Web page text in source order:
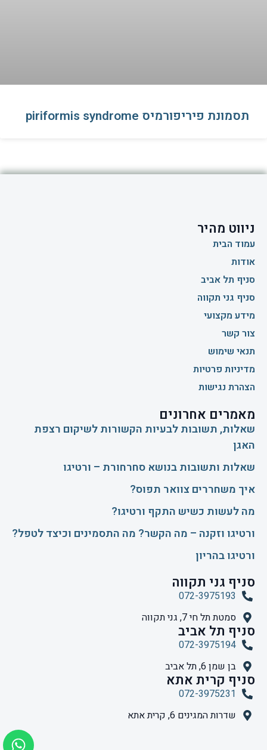
תסמונת פיריפורמיס piriformis syndrome
ניווט מהיר
עמוד הבית
אודות
סניף תל אביב
סניף גני תקווה
מידע מקצועי
צור קשר
תנאי שימוש
מדיניות פרטיות
הצהרת נגישות
מאמרים אחרונים
שאלות, תשובות לבעיות הקשורות לשיקום רצפת
האגן
שאלות ותשובות בנושא סחרחורת – ורטיגו
איך משחררים צוואר תפוס?
​מה לעשות כשיש התקף ורטיגו?
ורטיגו וזקנה – מה הקשר? מה התסמינים וכיצד לטפל?
ורטיגו בהריון
סניף גני תקווה
072-3975193
סמטת תל חי 7, גני תקווה
סניף תל אביב
072-3975194
בן שמן 6, תל אביב
סניף קרית אתא
072-3975231
שדרות המגינים 6, קרית אתא